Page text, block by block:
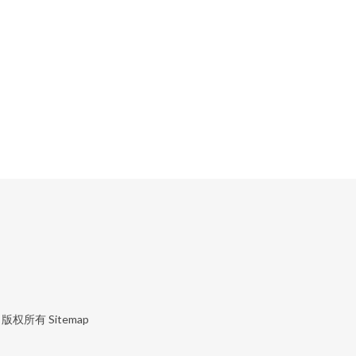
权所有Sitemap